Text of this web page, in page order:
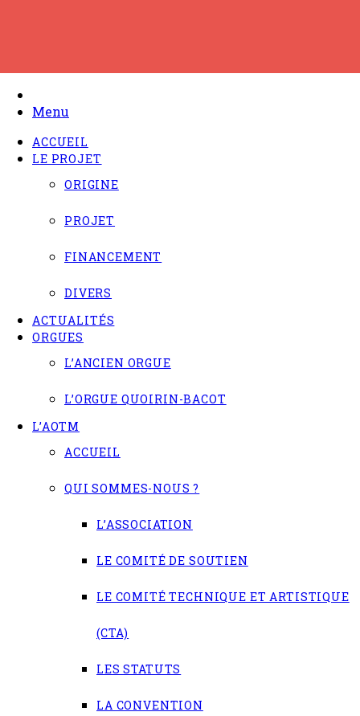
Menu
ACCUEIL
LE PROJET
ORIGINE
PROJET
FINANCEMENT
DIVERS
ACTUALITÉS
ORGUES
L’ANCIEN ORGUE
L’ORGUE QUOIRIN-BACOT
L’AOTM
ACCUEIL
QUI SOMMES-NOUS ?
L’ASSOCIATION
LE COMITÉ DE SOUTIEN
LE COMITÉ TECHNIQUE ET ARTISTIQUE
(CTA)
LES STATUTS
LA CONVENTION